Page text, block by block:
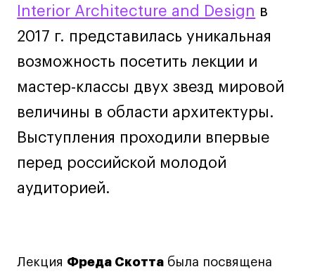
Онлайн-программы
Дизайн одежды
Стайлинг
Современная живопись
UX/UI-дизайн
Маркетинг
Interior Architecture аnd Design в
2017 г. представилась уникальная
возможность посетить лекции и
мастер-классы двух звезд мировой
величины в области архитектуры.
Выступления проходили впервые
перед российской молодой
аудиторией.
Лекция Фреда Скотта была посвящена